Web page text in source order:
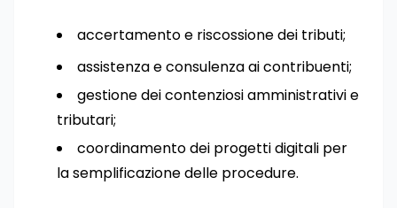
accertamento e riscossione dei tributi;
assistenza e consulenza ai contribuenti;
gestione dei contenziosi amministrativi e
tributari;
coordinamento dei progetti digitali per
la semplificazione delle procedure.